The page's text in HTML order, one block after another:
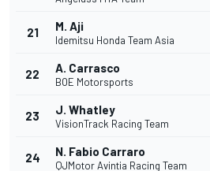
21 M. Aji
Idemitsu Honda Team Asia
22 A. Carrasco
BOE Motorsports
23 J. Whatley
VisionTrack Racing Team
24 N. Fabio Carraro
QJMotor Avintia Racing Team